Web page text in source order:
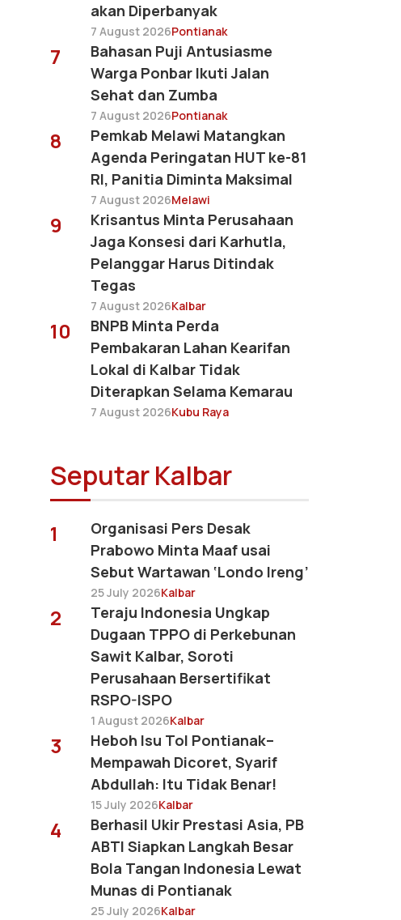
akan Diperbanyak
7 August 2026Pontianak
7
Bahasan Puji Antusiasme
Warga Ponbar Ikuti Jalan
Sehat dan Zumba
7 August 2026Pontianak
8
Pemkab Melawi Matangkan
Agenda Peringatan HUT ke-81
RI, Panitia Diminta Maksimal
7 August 2026Melawi
9
Krisantus Minta Perusahaan
Jaga Konsesi dari Karhutla,
Pelanggar Harus Ditindak
Tegas
7 August 2026Kalbar
10
BNPB Minta Perda
Pembakaran Lahan Kearifan
Lokal di Kalbar Tidak
Diterapkan Selama Kemarau
7 August 2026Kubu Raya
Seputar Kalbar
1
Organisasi Pers Desak
Prabowo Minta Maaf usai
Sebut Wartawan ‘Londo Ireng’
25 July 2026Kalbar
2
Teraju Indonesia Ungkap
Dugaan TPPO di Perkebunan
Sawit Kalbar, Soroti
Perusahaan Bersertifikat
RSPO-ISPO
1 August 2026Kalbar
3
Heboh Isu Tol Pontianak–
Mempawah Dicoret, Syarif
Abdullah: Itu Tidak Benar!
15 July 2026Kalbar
4
Berhasil Ukir Prestasi Asia, PB
ABTI Siapkan Langkah Besar
Bola Tangan Indonesia Lewat
Munas di Pontianak
25 July 2026Kalbar